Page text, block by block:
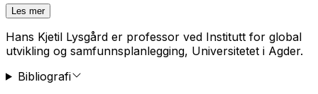
Les mer
Hans Kjetil Lysgård er professor ved Institutt for global
utvikling og samfunnsplanlegging, Universitetet i Agder.
Bibliografi